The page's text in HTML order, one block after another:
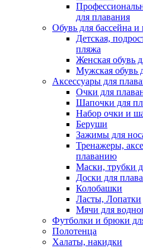
для плавания
Обувь для бассейна и
Детская,
пляжа
Женская обувь
Мужская обувь
Аксессуары для
Очки для
Шапочки для
Набор очки и
Беруши
Зажимы для
Тренажеры,
плаванию
Маски, трубки
Доски для
Колобашки
Ласты, Лопатки
Мячи для
Футболки и брюки
Полотенца
Халаты, накидки